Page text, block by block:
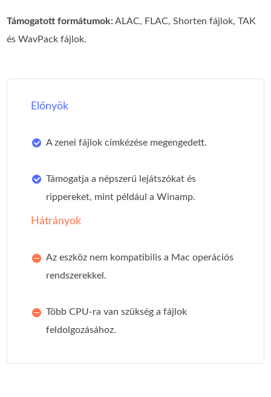
Támogatott formátumok:ALAC, FLAC, Shorten fájlok, TAK
és WavPack fájlok.
Előnyök
A zenei fájlok címkézése megengedett.
Támogatja a népszerű lejátszókat és
rippereket, mint például a Winamp.
Hátrányok
Az eszköz nem kompatibilis a Mac operációs
rendszerekkel.
Több CPU-ra van szükség a fájlok
feldolgozásához.